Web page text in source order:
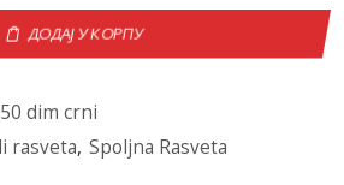
ДОДАЈ У КОРПУ
dim crni
rasveta, Spoljna Rasveta